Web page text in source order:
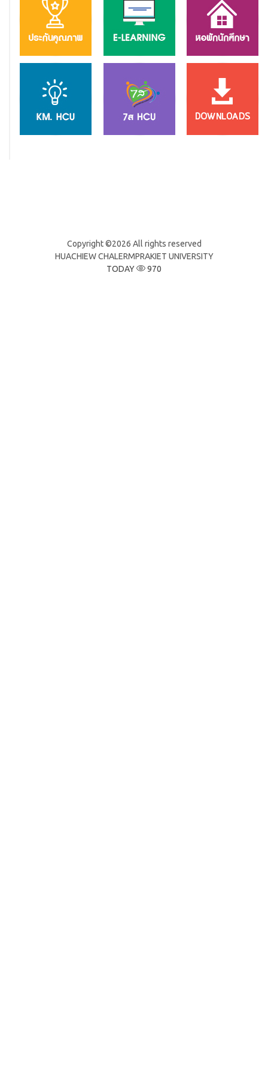
Copyright ©2026 All rights reserved
HUACHIEW CHALERMPRAKIET UNIVERSITY
TODAY
970